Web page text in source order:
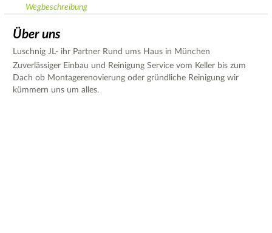
Wegbeschreibung
Über uns
Luschnig JL- ihr Partner Rund ums Haus in München
Zuverlässiger Einbau und Reinigung Service vom Keller bis zum
Dach ob Montagerenovierung oder gründliche Reinigung wir
kümmern uns um alles.